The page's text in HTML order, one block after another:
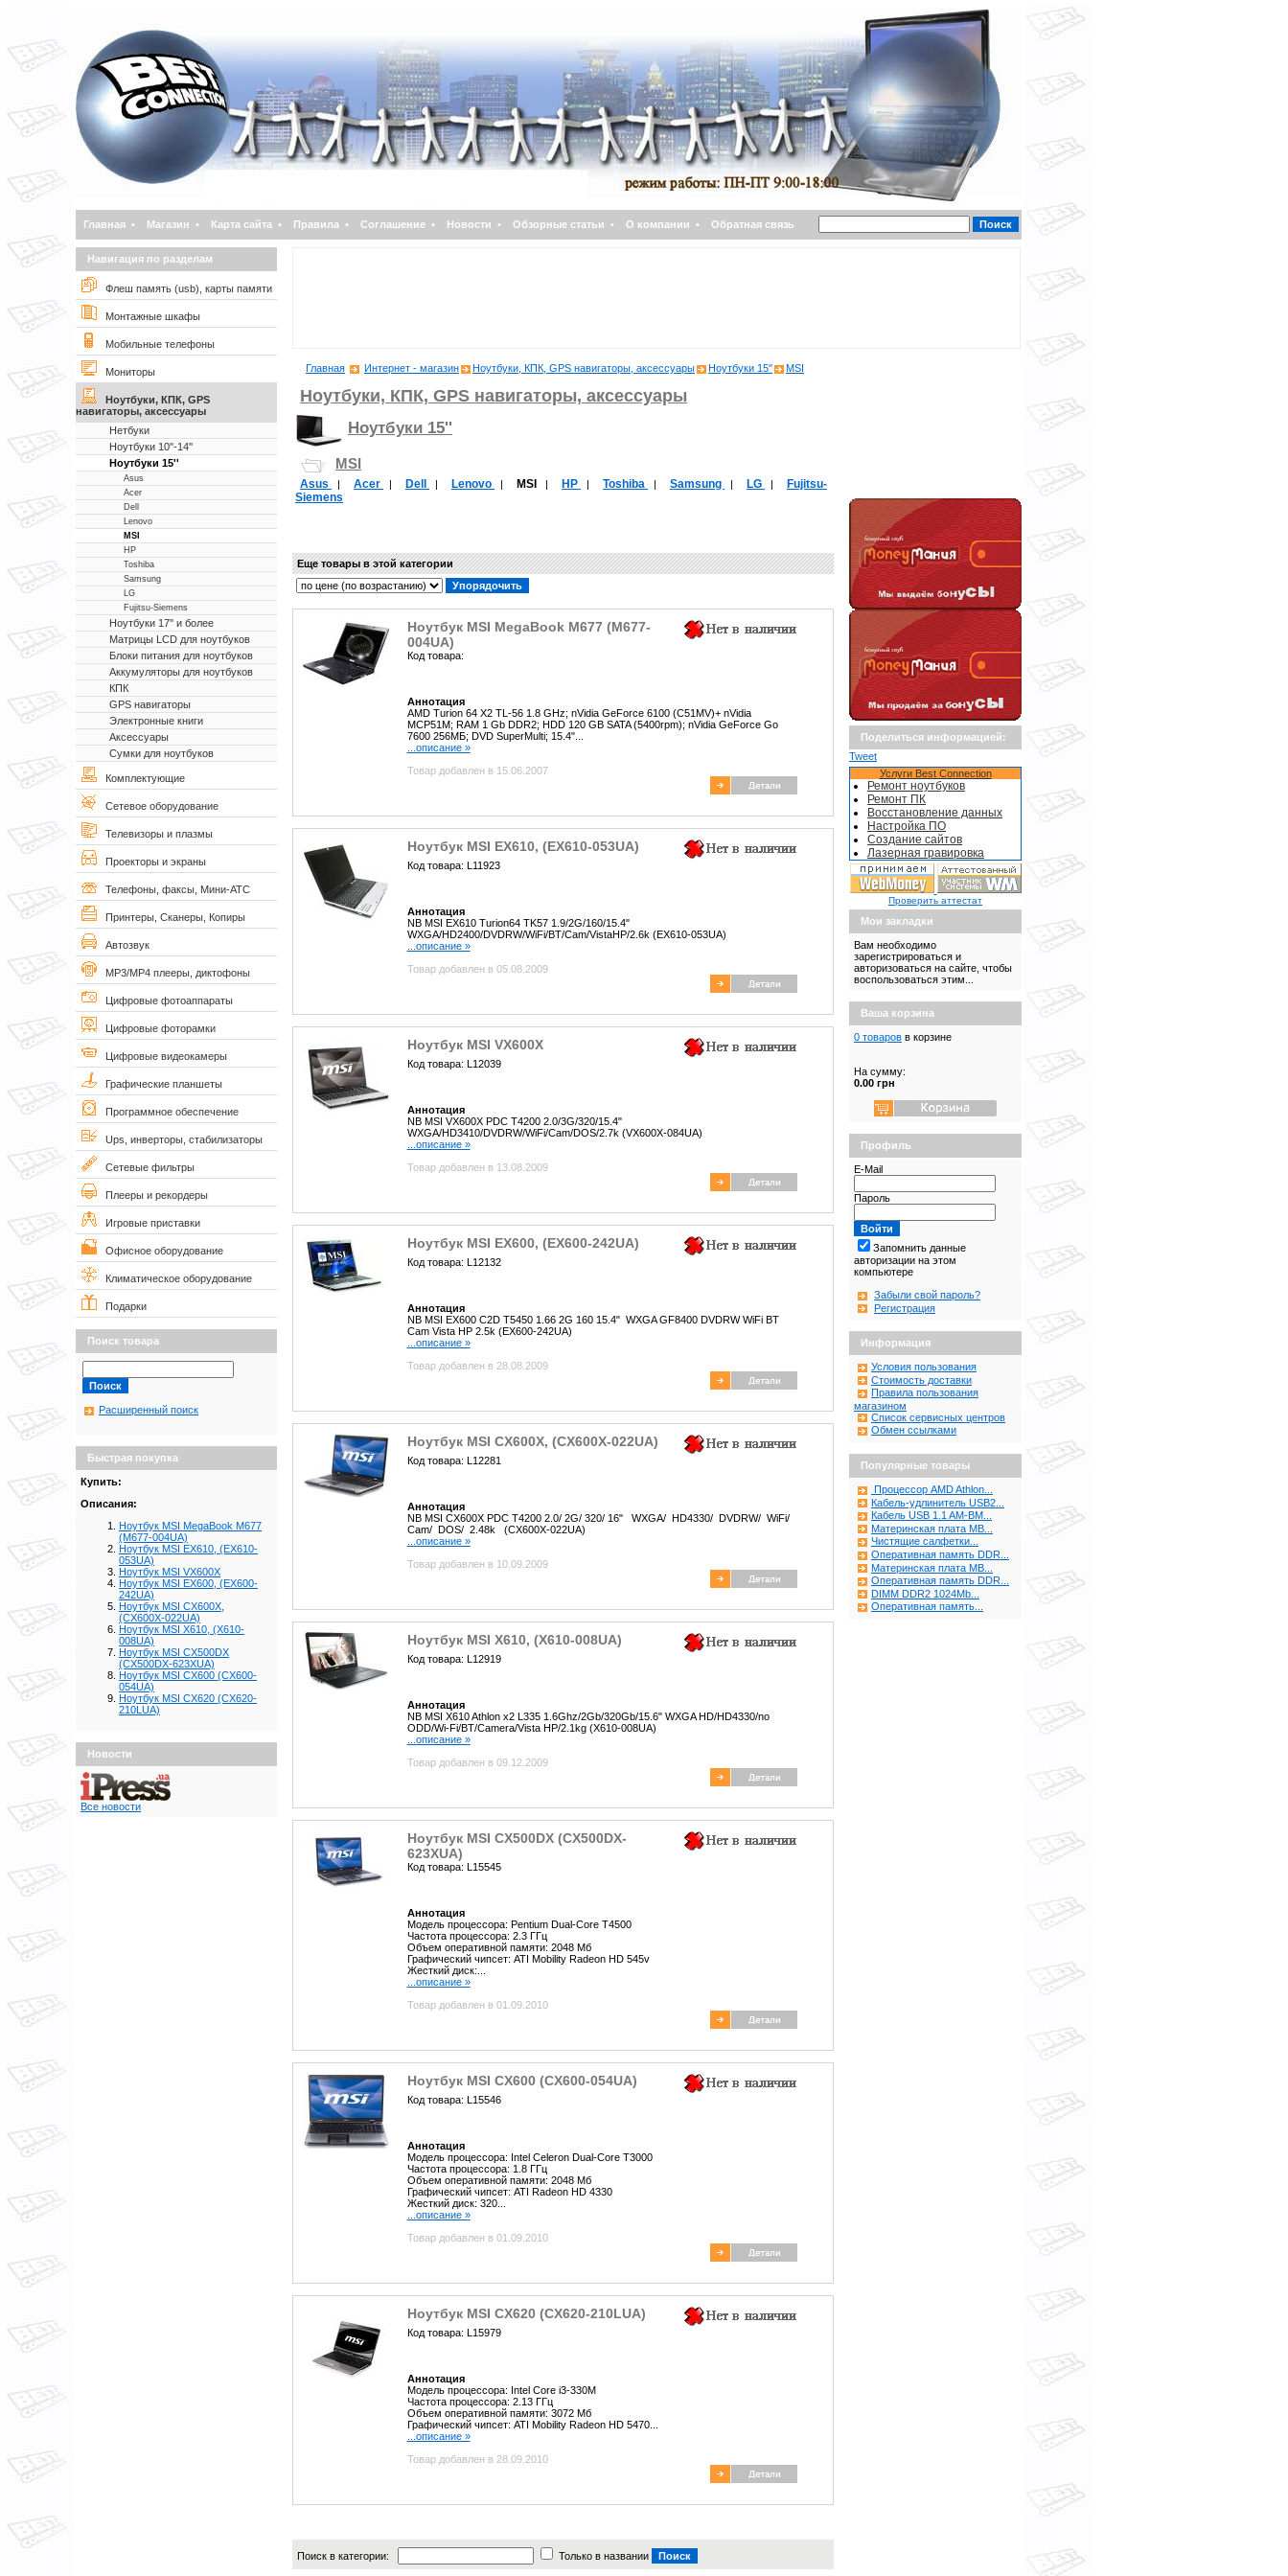
Главная • Магазин • Карта сайта • Правила • Соглашение • Новости • Обзорные статьи • О компании • Обратная связь
Навигация по разделам
Флеш память (usb), карты памяти
Монтажные шкафы
Мобильные телефоны
Мониторы
Ноутбуки, КПК, GPS
навигаторы, аксессуары
Нетбуки
Ноутбуки 10''-14''
Ноутбуки 15''
Asus
Acer
Dell
Lenovo
MSI
HP
Toshiba
Samsung
LG
Fujitsu-Siemens
Ноутбуки 17'' и более
Матрицы LCD для ноутбуков
Блоки питания для ноутбуков
Аккумуляторы для ноутбуков
КПК
GPS навигаторы
Электронные книги
Аксессуары
Сумки для ноутбуков
Комплектующие
Сетевое оборудование
Телевизоры и плазмы
Проекторы и экраны
Телефоны, факсы, Мини-АТС
Принтеры, Сканеры, Копиры
Автозвук
MP3/MP4 плееры, диктофоны
Цифровые фотоаппараты
Цифровые фоторамки
Цифровые видеокамеры
Графические планшеты
Программное обеспечение
Ups, инверторы, стабилизаторы
Сетевые фильтры
Плееры и рекордеры
Игровые приставки
Офисное оборудование
Климатическое оборудование
Подарки
Поиск товара
Расширенный поиск
Быстрая покупка
Купить:
Описания:
Ноутбук MSI MegaBook M677
(M677-004UA)
Ноутбук MSI EX610, (EX610-
053UA)
Ноутбук MSI VX600X
Ноутбук MSI EX600, (EX600-
242UA)
Ноутбук MSI CX600X,
(CX600X-022UA)
Ноутбук MSI X610, (X610-
008UA)
Ноутбук MSI CX500DX
(CX500DX-623XUA)
Ноутбук MSI CX600 (CX600-
054UA)
Ноутбук MSI CX620 (CX620-
210LUA)
Новости
Все новости
Главная Интернет - магазин Ноутбуки, КПК, GPS навигаторы, аксессуары Ноутбуки 15'' MSI
Ноутбуки, КПК, GPS навигаторы, аксессуары
Ноутбуки 15''
MSI
Asus | Acer | Dell | Lenovo | MSI | HP | Toshiba | Samsung | LG |
Fujitsu-
Siemens
Еще товары в этой категории
Ноутбук MSI MegaBook M677 (M677-
004UA)
Код товара:
Аннотация
AMD Turion 64 X2 TL-56 1.8 GHz; nVidia GeForce 6100 (C51MV)+ nVidia
MCP51M; RAM 1 Gb DDR2; HDD 120 GB SATA (5400rpm); nVidia GeForce Go
7600 256МБ; DVD SuperMulti; 15.4"...
...описание »
Товар добавлен в 15.06.2007
Ноутбук MSI EX610, (EX610-053UA)
Код товара: L11923
Аннотация
NB MSI EX610 Turion64 TK57 1.9/2G/160/15.4"
WXGA/HD2400/DVDRW/WiFi/BT/Cam/VistaHP/2.6k (EX610-053UA)
...описание »
Товар добавлен в 05.08.2009
Ноутбук MSI VX600X
Код товара: L12039
Аннотация
NB MSI VX600X PDC T4200 2.0/3G/320/15.4"
WXGA/HD3410/DVDRW/WiFi/Cam/DOS/2.7k (VX600X-084UA)
...описание »
Товар добавлен в 13.08.2009
Ноутбук MSI EX600, (EX600-242UA)
Код товара: L12132
Аннотация
NB MSI EX600 C2D T5450 1.66 2G 160 15.4" WXGA GF8400 DVDRW WiFi BT
Cam Vista HP 2.5k (EX600-242UA)
...описание »
Товар добавлен в 28.08.2009
Ноутбук MSI CX600X, (CX600X-022UA)
Код товара: L12281
Аннотация
NB MSI CX600X PDC T4200 2.0/ 2G/ 320/ 16" WXGA/ HD4330/ DVDRW/ WiFi/
Cam/ DOS/ 2.48k (CX600X-022UA)
...описание »
Товар добавлен в 10.09.2009
Ноутбук MSI X610, (X610-008UA)
Код товара: L12919
Аннотация
NB MSI X610 Athlon x2 L335 1.6Ghz/2Gb/320Gb/15.6" WXGA HD/HD4330/no
ODD/Wi-Fi/BT/Camera/Vista HP/2.1kg (X610-008UA)
...описание »
Товар добавлен в 09.12.2009
Ноутбук MSI CX500DX (CX500DX-
623XUA)
Код товара: L15545
Аннотация
Модель процессора: Pentium Dual-Core T4500
Частота процессора: 2.3 ГГц
Объем оперативной памяти: 2048 Мб
Графический чипсет: ATI Mobility Radeon HD 545v
Жесткий диск:...
...описание »
Товар добавлен в 01.09.2010
Ноутбук MSI CX600 (CX600-054UA)
Код товара: L15546
Аннотация
Модель процессора: Intel Celeron Dual-Core T3000
Частота процессора: 1.8 ГГц
Объем оперативной памяти: 2048 Мб
Графический чипсет: ATI Radeon HD 4330
Жесткий диск: 320...
...описание »
Товар добавлен в 01.09.2010
Ноутбук MSI CX620 (CX620-210LUA)
Код товара: L15979
Аннотация
Модель процессора: Intel Core i3-330M
Частота процессора: 2.13 ГГц
Объем оперативной памяти: 3072 Мб
Графический чипсет: ATI Mobility Radeon HD 5470...
...описание »
Товар добавлен в 28.09.2010
Поиск в категории: Только в названии
Поделиться информацией:
Tweet
Услуги Best Connection
Ремонт ноутбуков
Ремонт ПК
Восстановление данных
Настройка ПО
Создание сайтов
Лазерная гравировка
Проверить аттестат
Мои закладки
Вам необходимо
зарегистрироваться и
авторизоваться на сайте, чтобы
воспользоваться этим...
Ваша корзина
0 товаров в корзине
На сумму:
0.00 грн
Профиль
E-Mail
Пароль
Запомнить данные
авторизации на этом
компьютере
Забыли свой пароль?
Регистрация
Информация
Условия пользования
Стоимость доставки
Правила пользования
магазином
Список сервисных центров
Обмен ссылками
Популярные товары
Процессор AMD Athlon...
Кабель-удлинитель USB2...
Кабель USB 1.1 AM-BM...
Материнская плата MB...
Чистящие салфетки...
Оперативная память DDR...
Материнская плата MB...
Оперативная память DDR...
DIMM DDR2 1024Mb...
Оперативная память...